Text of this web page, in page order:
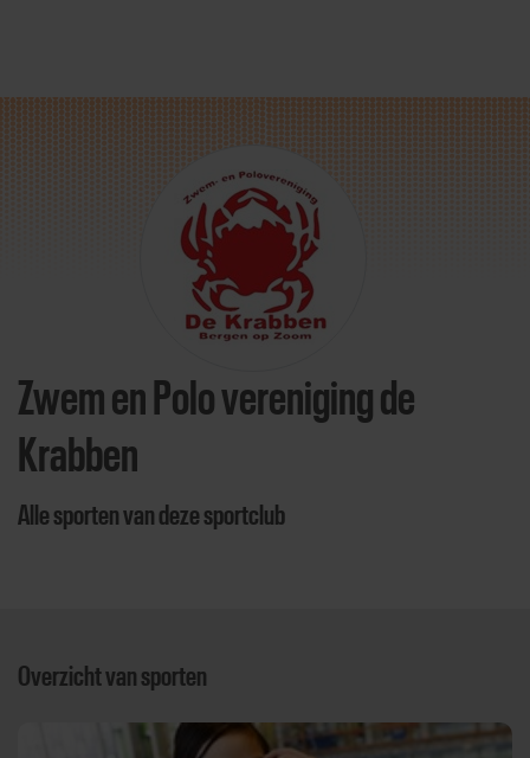
Direct door naar content
Zwem en Polo vereniging de
Krabben
Alle sporten van deze sportclub
Overzicht van sporten